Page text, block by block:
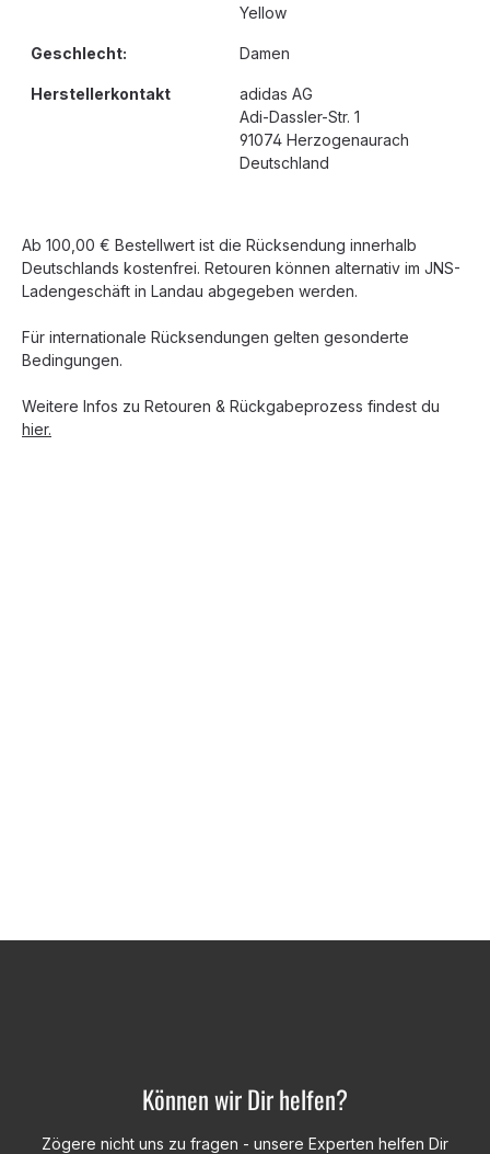
Yellow
Geschlecht: Damen
Herstellerkontakt
adidas AG
Adi-Dassler-Str. 1
91074 Herzogenaurach
Deutschland
Ab 100,00 € Bestellwert ist die Rücksendung innerhalb
Deutschlands kostenfrei. Retouren können alternativ im JNS-
Ladengeschäft in Landau abgegeben werden.
Für internationale Rücksendungen gelten gesonderte
Bedingungen.
Weitere Infos zu Retouren & Rückgabeprozess findest du
hier.
Können wir Dir helfen?
Zögere nicht uns zu fragen - unsere Experten helfen Dir